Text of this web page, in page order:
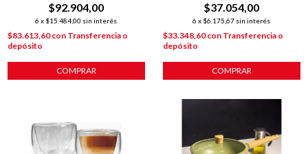
$92.904,00
6 x $15.484,00 sin interés
$83.613,60con Transferencia o
depósito
COMPRAR
$37.054,00
6 x $6.175,67 sin interés
$33.348,60con Transferencia o
depósito
COMPRAR